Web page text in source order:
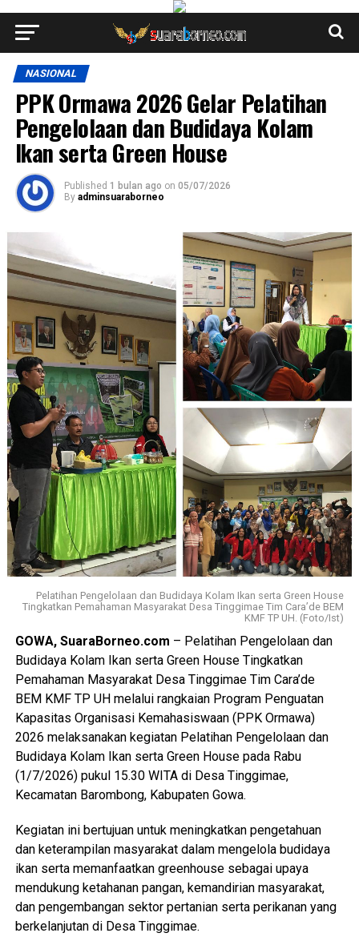
NASIONAL
PPK Ormawa 2026 Gelar Pelatihan
Pengelolaan dan Budidaya Kolam
Ikan serta Green House
Published 1 bulan ago on 05/07/2026
By adminsuaraborneo
Pelatihan Pengelolaan dan Budidaya Kolam Ikan serta Green House
Tingkatkan Pemahaman Masyarakat Desa Tinggimae Tim Cara’de BEM
KMF TP UH. (Foto/Ist)
GOWA, SuaraBorneo.com – Pelatihan Pengelolaan dan
Budidaya Kolam Ikan serta Green House Tingkatkan
Pemahaman Masyarakat Desa Tinggimae Tim Cara’de
BEM KMF TP UH melalui rangkaian Program Penguatan
Kapasitas Organisasi Kemahasiswaan (PPK Ormawa)
2026 melaksanakan kegiatan Pelatihan Pengelolaan dan
Budidaya Kolam Ikan serta Green House pada Rabu
(1/7/2026) pukul 15.30 WITA di Desa Tinggimae,
Kecamatan Barombong, Kabupaten Gowa.
Kegiatan ini bertujuan untuk meningkatkan pengetahuan
dan keterampilan masyarakat dalam mengelola budidaya
ikan serta memanfaatkan greenhouse sebagai upaya
mendukung ketahanan pangan, kemandirian masyarakat,
dan pengembangan sektor pertanian serta perikanan yang
berkelanjutan di Desa Tinggimae.